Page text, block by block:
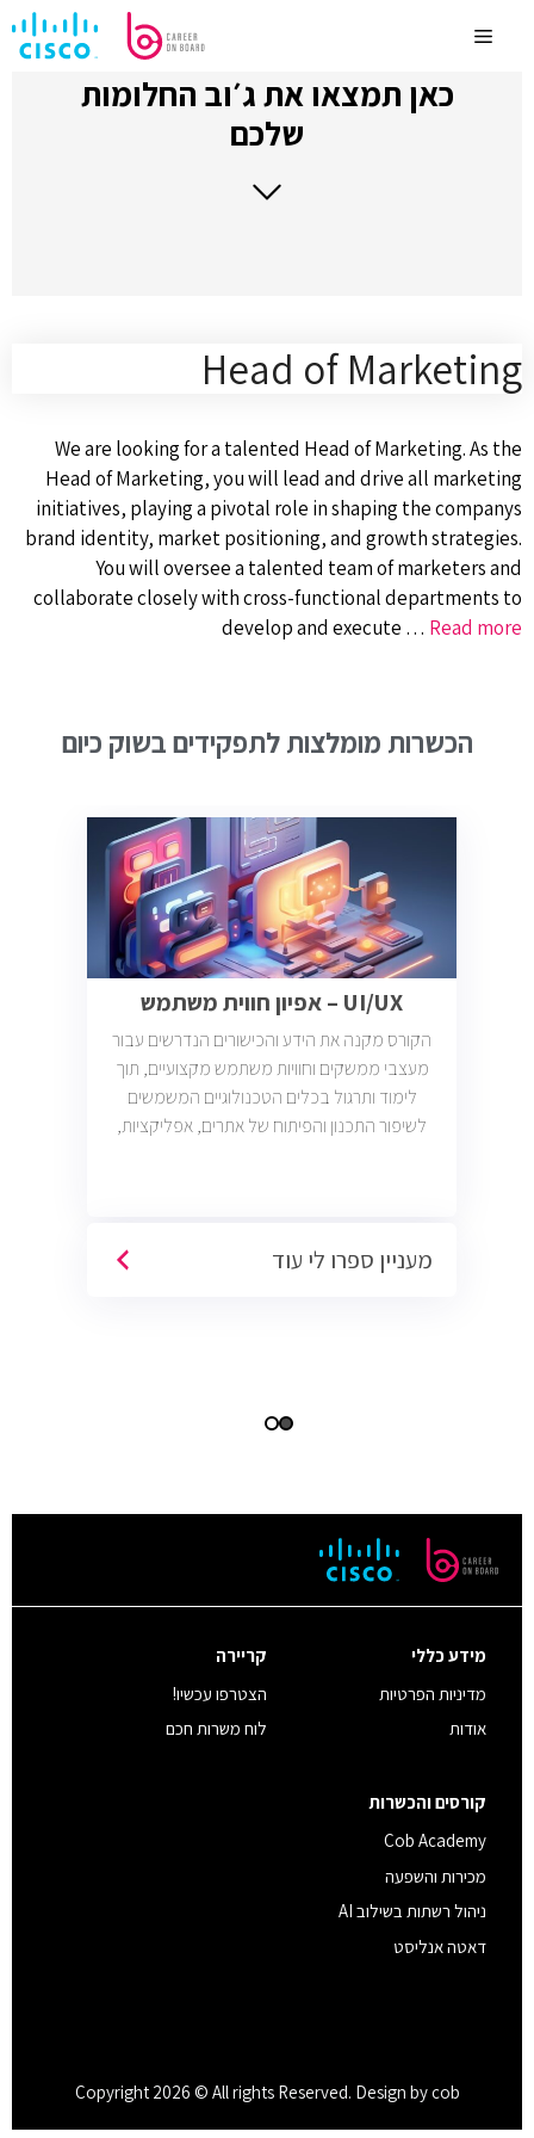
לתוכןMenu
כאן תמצאו את ג׳וב החלומות
שלכם
Head of Marketing
We are looking for a talented Head of Marketing. As the
Head of Marketing, you will lead and drive all marketing
initiatives, playing a pivotal role in shaping the companys
brand identity, market positioning, and growth strategies.
You will oversee a talented team of marketers and
collaborate closely with cross-functional departments to
develop and execute … Read more
הכשרות מומלצות לתפקידים בשוק כיום
UI/UX – אפיון חווית משתמש
הקורס מקנה את הידע והכישורים הנדרשים עבור
מעצבי ממשקים וחוויות משתמש מקצועיים, תוך
לימוד ותרגול בכלים הטכנולוגיים המשמשים
לשיפור התכנון והפיתוח של אתרים, אפליקציות,
מעניין ספרו לי עוד
מידע כללי
מדיניות הפרטיות
אודות
קריירה
הצטרפו עכשיו!
לוח משרות חכם
קורסים והכשרות
Cob Academy
מכירות והשפעה
ניהול רשתות בשילוב AI
דאטה אנליסט
Copyright 2026 © All rights Reserved. Design by cob